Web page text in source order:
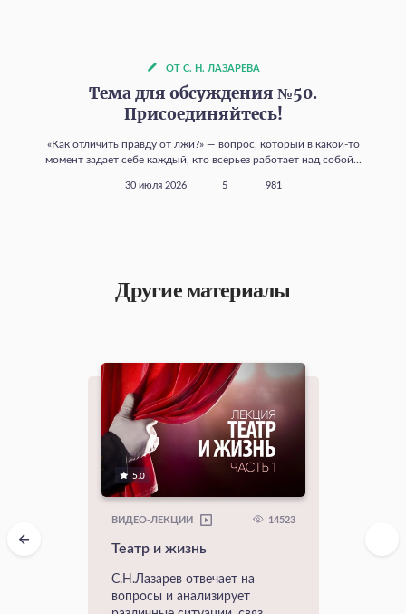
ОТ С. Н. ЛАЗАРЕВА
Тема для обсуждения №50.
Присоединяйтесь!
«Как отличить правду от лжи?» — вопрос, который в какой‑то
момент задает себе каждый, кто всерьез работает над собой...
30 июля 2026 5 981
Другие материалы
5.0
ВИДЕО-ЛЕКЦИИ 14523
Театр и жизнь
С.Н.Лазарев отвечает на
вопросы и анализирует